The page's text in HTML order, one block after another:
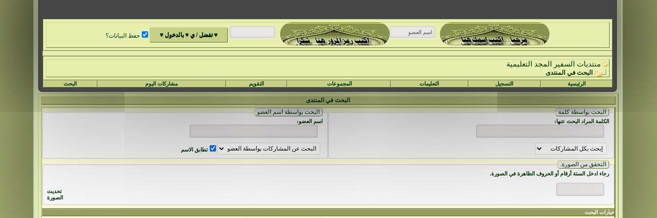
حفظ البيانات؟
منتديات السفير المجد التعليمية
البحث في المنتدى
الرئيسية التسجيل التعليمات المجموعات التقويم مشاركات اليوم البحث
البحث في المنتدى
البحث بواسطة كلمة
الكلمة المراد البحث عنها:
البحث بواسطة اسم العضو
اسم العضو:
تطابق الاسم
التحقق من الصورة.
رجاء ادخل الستة أرقام أو الحروف الظاهرة في الصورة.
تحديث
الصورة
خيارات البحث